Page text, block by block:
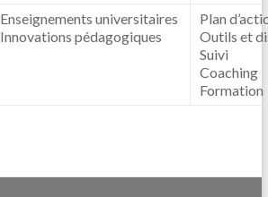
Enseignements universitaires
Innovations pédagogiques
Plan
Outils et
Suivi
Coaching
Formation